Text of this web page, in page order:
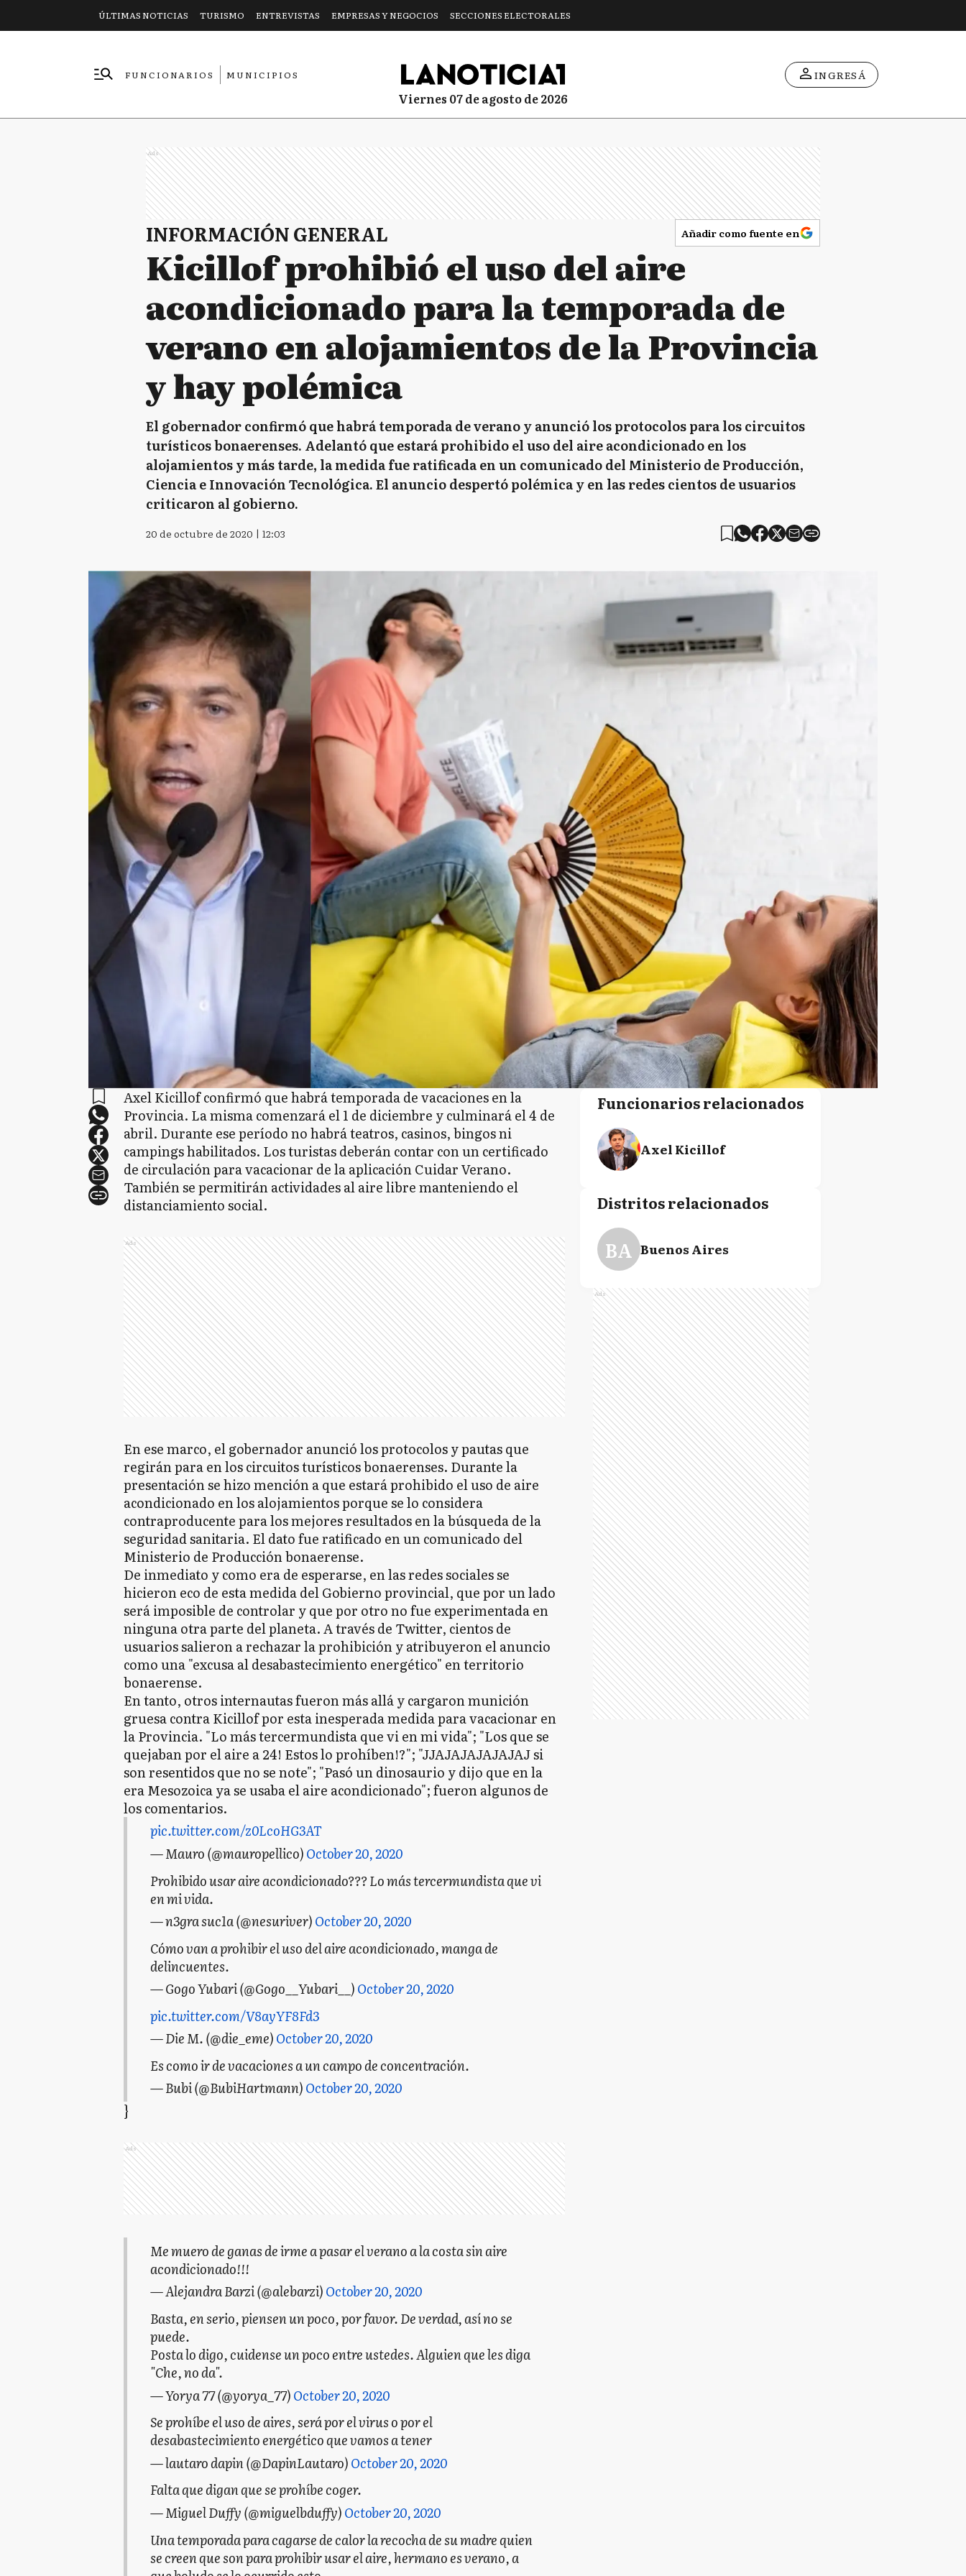
ÚLTIMAS NOTICIAS TURISMO ENTREVISTAS EMPRESAS Y NEGOCIOS SECCIONES ELECTORALES
FUNCIONARIOS
MUNICIPIOS
viernes 07 de agosto de 2026
INGRESÁ
Ads
INFORMACIÓN GENERAL Añadir como fuente en
Kicillof prohibió el uso del aire
acondicionado para la temporada de
verano en alojamientos de la Provincia
y hay polémica
El gobernador confirmó que habrá temporada de verano y anunció los protocolos para los circuitos
turísticos bonaerenses. Adelantó que estará prohibido el uso del aire acondicionado en los
alojamientos y más tarde, la medida fue ratificada en un comunicado del Ministerio de Producción,
Ciencia e Innovación Tecnológica. El anuncio despertó polémica y en las redes cientos de usuarios
criticaron al gobierno.
20 de octubre de 2020 | 12:03
Axel Kicillof confirmó que habrá temporada de vacaciones en la
Provincia. La misma comenzará el 1 de diciembre y culminará el 4 de
abril. Durante ese período no habrá teatros, casinos, bingos ni
campings habilitados. Los turistas deberán contar con un certificado
de circulación para vacacionar de la aplicación Cuidar Verano.
También se permitirán actividades al aire libre manteniendo el
distanciamiento social.
Ads
En ese marco, el gobernador anunció los protocolos y pautas que
regirán para en los circuitos turísticos bonaerenses. Durante la
presentación se hizo mención a que estará prohibido el uso de aire
acondicionado en los alojamientos porque se lo considera
contraproducente para los mejores resultados en la búsqueda de la
seguridad sanitaria. El dato fue ratificado en un comunicado del
Ministerio de Producción bonaerense.
De inmediato y como era de esperarse, en las redes sociales se
hicieron eco de esta medida del Gobierno provincial, que por un lado
será imposible de controlar y que por otro no fue experimentada en
ninguna otra parte del planeta. A través de Twitter, cientos de
usuarios salieron a rechazar la prohibición y atribuyeron el anuncio
como una "excusa al desabastecimiento energético" en territorio
bonaerense.
En tanto, otros internautas fueron más allá y cargaron munición
gruesa contra Kicillof por esta inesperada medida para vacacionar en
la Provincia. "Lo más tercermundista que vi en mi vida"; "Los que se
quejaban por el aire a 24! Estos lo prohíben!?"; "JJAJAJAJAJAJAJ si
son resentidos que no se note"; "Pasó un dinosaurio y dijo que en la
era Mesozoica ya se usaba el aire acondicionado"; fueron algunos de
los comentarios.
pic.twitter.com/z0LcoHG3AT
— Mauro (@mauropellico)October 20, 2020
Prohibido usar aire acondicionado??? Lo más tercermundista que vi
en mi vida.
— n3gra suc1a (@nesuriver)October 20, 2020
Cómo van a prohibir el uso del aire acondicionado, manga de
delincuentes.
— Gogo Yubari (@Gogo__Yubari__)October 20, 2020
pic.twitter.com/V8ayYF8Fd3
— Die M. (@die_eme)October 20, 2020
Es como ir de vacaciones a un campo de concentración.
— Bubi (@BubiHartmann)October 20, 2020
}
Ads
Me muero de ganas de irme a pasar el verano a la costa sin aire
acondicionado!!!
— Alejandra Barzi (@alebarzi)October 20, 2020
Basta, en serio, piensen un poco, por favor. De verdad, así no se
puede.
Posta lo digo, cuidense un poco entre ustedes. Alguien que les diga
"Che, no da".
— Yorya 77 (@yorya_77)October 20, 2020
Se prohíbe el uso de aires, será por el virus o por el
desabastecimiento energético que vamos a tener
— lautaro dapin (@DapinLautaro)October 20, 2020
Falta que digan que se prohíbe coger.
— Miguel Duffy (@miguelbduffy)October 20, 2020
Una temporada para cagarse de calor la recocha de su madre quien
se creen que son para prohibir usar el aire, hermano es verano, a
Funcionarios relacionados
Axel Kicillof
Distritos relacionados
BA Buenos Aires
Ads